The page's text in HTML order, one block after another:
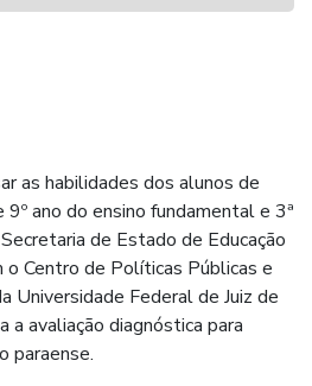
as habilidades dos alunos de
9º ano do ensino fundamental e 3ª
de Estado de Educação
o Centro de Políticas Públicas e
Universidade Federal de Juiz de
a avaliação diagnóstica para
paraense.